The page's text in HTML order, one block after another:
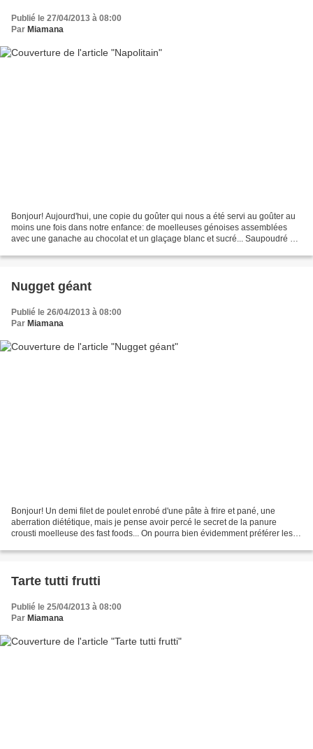
Publié le 27/04/2013 à 08:00
Par Miamana
Bonjour! Aujourd'hui, une copie du goûter qui nous a été servi au goûter au
moins une fois dans notre enfance: de moelleuses génoises assemblées
avec une ganache au chocolat et un glaçage blanc et sucré... Saupoudré de
Nugget géant
Publié le 26/04/2013 à 08:00
Par Miamana
Bonjour! Un demi filet de poulet enrobé d'une pâte à frire et pané, une
aberration diététique, mais je pense avoir percé le secret de la panure
crousti moelleuse des fast foods... On pourra bien évidemment préférer les
Tarte tutti frutti
Publié le 25/04/2013 à 08:00
Par Miamana